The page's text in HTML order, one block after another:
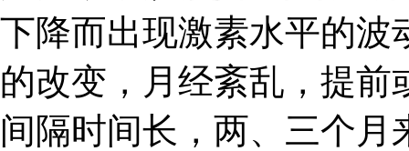
下降而出现激素水平的波
的改变，月经紊乱，提
间隔时间长，两、三个